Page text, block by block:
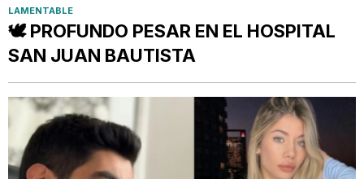
LAMENTABLE
🕊️ PROFUNDO PESAR EN EL HOSPITAL
SAN JUAN BAUTISTA